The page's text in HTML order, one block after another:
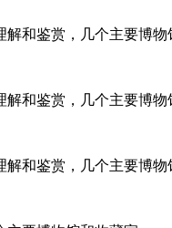
解和鉴赏，几个主要博物
解和鉴赏，几个主要博物
解和鉴赏，几个主要博物